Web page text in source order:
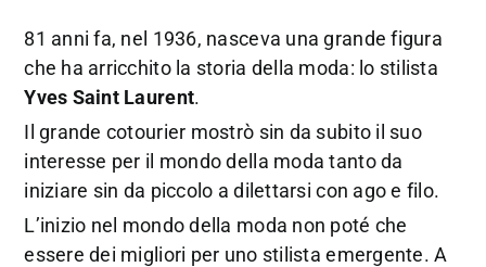
81 anni fa, nel 1936, nasceva una grande figura
che ha arricchito la storia della moda: lo stilista
Yves Saint Laurent.
Il grande cotourier mostrò sin da subito il suo
interesse per il mondo della moda tanto da
iniziare sin da piccolo a dilettarsi con ago e filo.
L’inizio nel mondo della moda non poté che
essere dei migliori per uno stilista emergente. A